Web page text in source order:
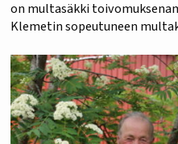
on multasäkki
Klemetin sopeutuneen